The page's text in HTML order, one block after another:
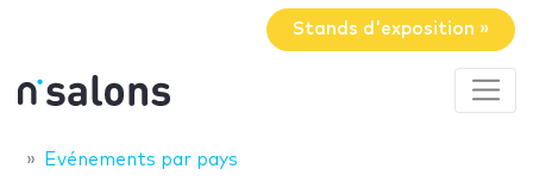
Stands d'exposition »
Evénements par pays